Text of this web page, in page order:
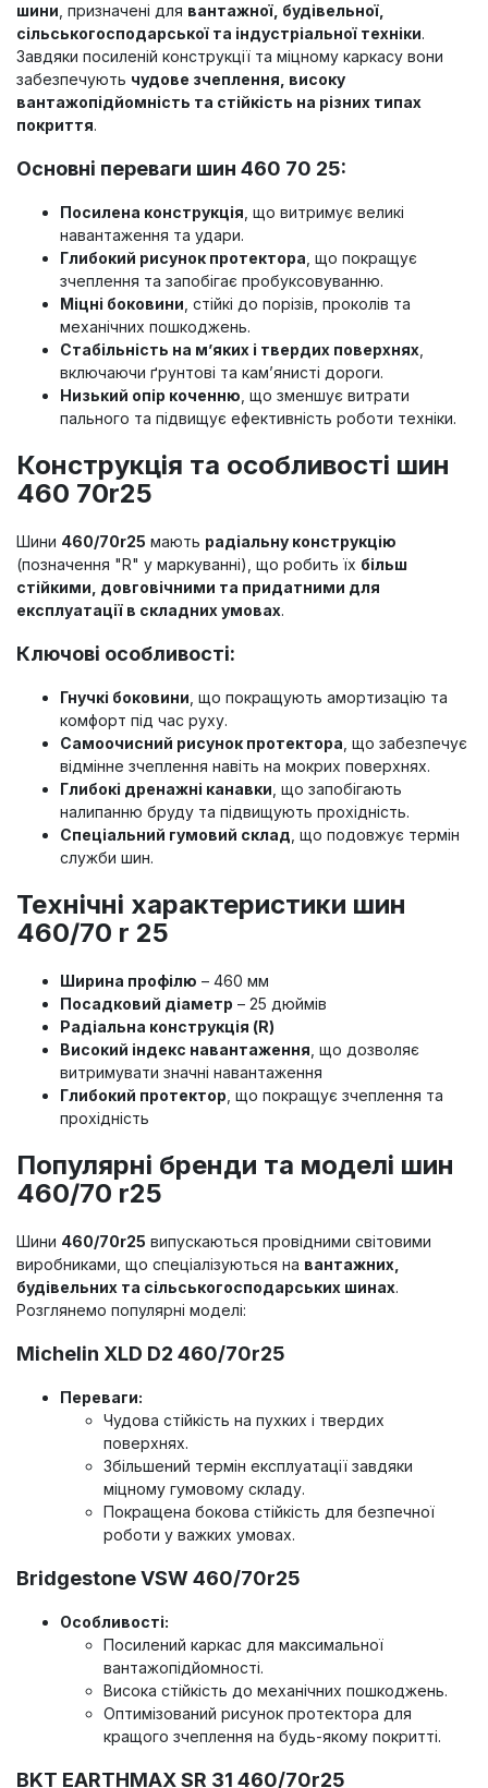
шини , призначені для вантажної, будівельної,
сільськогосподарської та індустріальної техніки.
Завдяки посиленій конструкції та міцному каркасу вони
забезпечують чудове зчеплення, високу
вантажопідйомність та стійкість на різних типах
покриття.
Основні переваги шин 460 70 25:
Посилена конструкція , що витримує великі
навантаження та удари.
Глибокий рисунок протектора , що покращує
зчеплення та запобігає пробуксовуванню.
Міцні боковини , стійкі до порізів, проколів та
механічних пошкоджень.
Стабільність на м’яких і твердих поверхнях
включаючи ґрунтові та кам’янисті дороги.
Низький опір коченню , що зменшує витрати
пального та підвищує ефективність роботи техніки.
Конструкція та особливості шин
460 70r25
Шини 460/70r25 мають радіальну конструкцію
(позначення "R" у маркуванні), що робить їх більш
стійкими, довговічними та придатними для
експлуатації в складних умовах.
Ключові особливості:
Гнучкі боковини , що покращують амортизацію та
комфорт під час руху.
Самоочисний рисунок протектора , що забезпечує
відмінне зчеплення навіть на мокрих поверхнях.
Глибокі дренажні канавки , що запобігають
налипанню бруду та підвищують прохідність.
Спеціальний гумовий склад , що подовжує термін
служби шин.
Технічні характеристики шин
460/70 r 25
Ширина профілю – 460 мм
Посадковий діаметр – 25 дюймів
Радіальна конструкція (R)
Високий індекс навантаження , що дозволяє
витримувати значні навантаження
Глибокий протектор , що покращує зчеплення та
прохідність
Популярні бренди та моделі шин
460/70 r25
Шини 460/70r25 випускаються провідними світовими
виробниками, що спеціалізуються на вантажних,
будівельних та сільськогосподарських шинах.
Розглянемо популярні моделі:
Michelin XLD D2 460/70r25
Переваги:
Чудова стійкість на пухких і твердих
поверхнях.
Збільшений термін експлуатації завдяки
міцному гумовому складу.
Покращена бокова стійкість для безпечної
роботи у важких умовах.
Bridgestone VSW 460/70r25
Особливості:
Посилений каркас для максимальної
вантажопідйомності.
Висока стійкість до механічних пошкоджень.
Оптимізований рисунок протектора для
кращого зчеплення на будь-якому покритті.
BKT EARTHMAX SR 31 460/70r25